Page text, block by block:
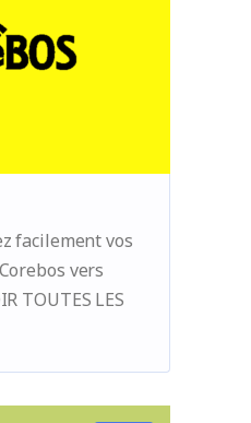
facilement vos
vers
TOUTES LES